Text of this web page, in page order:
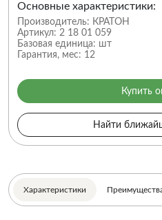
Основные характеристики:
Производитель: КРАТОН
Артикул: 2 18 01 059
Базовая единица: шт
Гарантия, мес: 12
Купить
Найти
Характеристики